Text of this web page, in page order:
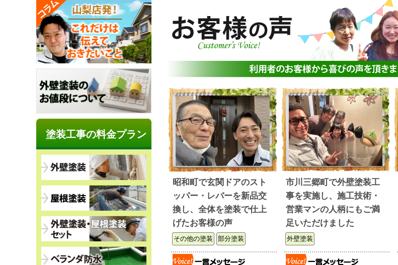
昭和町で玄関ドアのスト
ッパー・レバーを新品交
換し、全体を塗装で仕上
げたお客様の声
その他の塗装 部分塗装
市川三郷町で外壁塗装工
事を実施し、施工技術・
営業マンの人柄にもご満
足いただけました
外壁塗装
塗装工事の料金プラン